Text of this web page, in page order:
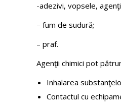
-adezivi, vopsele,
– fum de sudură;
– praf.
Agenţii chimici pot
Inhalarea
Contactul cu